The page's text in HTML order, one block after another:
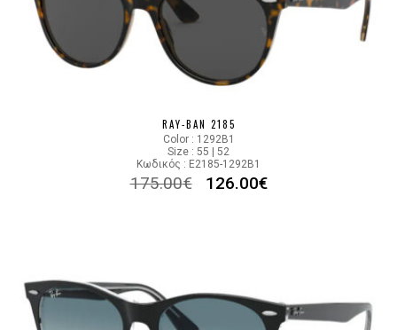
RAY-BAN 2185
Color : 1292B1
Size : 55 | 52
Κωδικός : E2185-1292B1
175.00€ 126.00€